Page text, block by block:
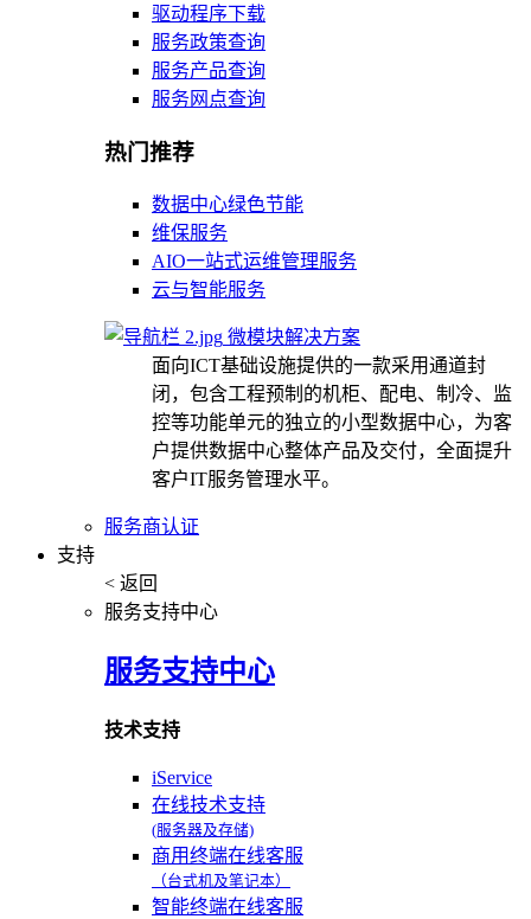
驱动程序下载
服务政策查询
服务产品查询
服务网点查询
热门推荐
数据中心绿色节能
维保服务
AIO一站式运维管理服务
云与智能服务
微模块解决方案
面向ICT基础设施提供的一款采用通道封
闭，包含工程预制的机柜、配电、制冷、监
控等功能单元的独立的小型数据中心，为客
户提供数据中心整体产品及交付，全面提升
客户IT服务管理水平。
服务商认证
支持
< 返回
服务支持中心
服务支持中心
技术支持
iService
在线技术支持
(服务器及存储)
商用终端在线客服
（台式机及笔记本）
智能终端在线客服